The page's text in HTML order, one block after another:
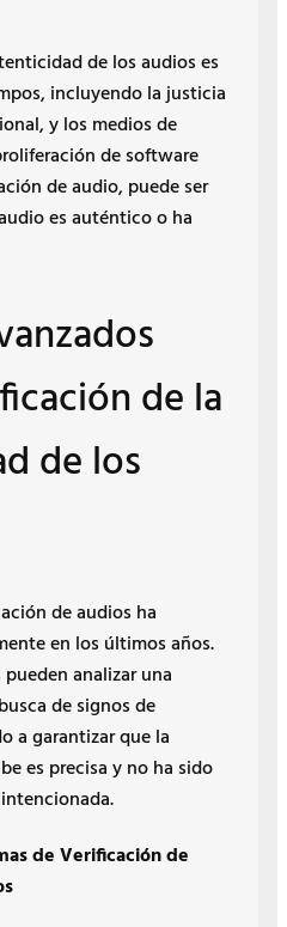
de los audios es
incluyendo la justicia
y los medios de
de software
de audio, puede ser
es auténtico o ha
de la
de los
de audios ha
en los últimos años.
analizar una
de signos de
a garantizar que la
es precisa y no ha sido
de Verificación de